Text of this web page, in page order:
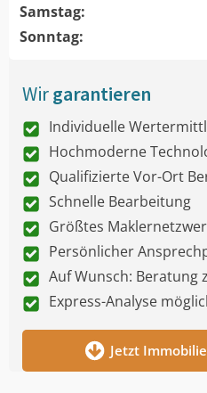
Samstag:
Sonntag:
Wirgarantieren
Individuelle
Hochmoderne
Qualifizierte Vor-Ort
Schnelle Bearbeitung
Größtes
Persönlicher
Auf Wunsch: Beratung
Express-Analyse
Jetzt